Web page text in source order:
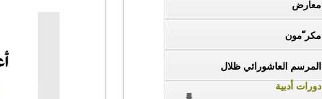
معارض
مكر ّمون
المرسم العاشورائي ظلال
دورات أدبية